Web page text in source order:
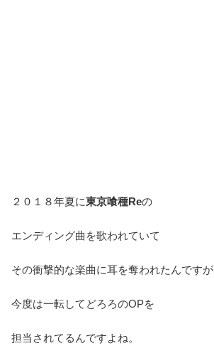
２０１８年夏に東京喰種Reの
エンディング曲を歌われていて
その衝撃的な楽曲に耳を奪われたんですが
今度は一転してどろろのOPを
担当されてるんですよね。